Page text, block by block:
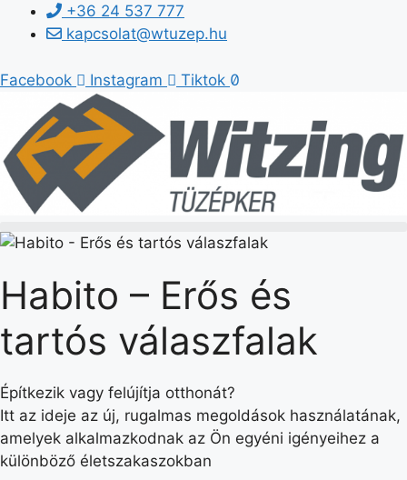
Kilépés
+36 24 537 777
kapcsolat@wtuzep.hu
Facebook Instagram Tiktok
Habito – Erős és
tartós válaszfalak
Építkezik vagy felújítja otthonát?
Itt az ideje az új, rugalmas megoldások használatának,
amelyek alkalmazkodnak az Ön egyéni igényeihez a
különböző életszakaszokban